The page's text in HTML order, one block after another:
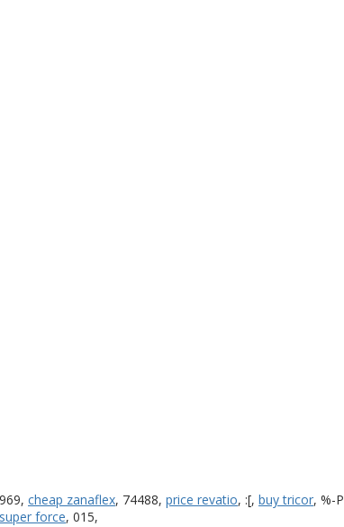
cheap zanaflex, 74488, price revatio, :[, buy tricor, %-
force, 015,